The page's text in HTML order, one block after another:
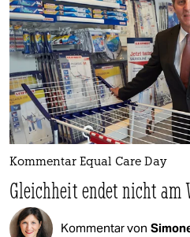
Kommentar Equal Care Day
Gleichheit endet nicht am
Kommentar von